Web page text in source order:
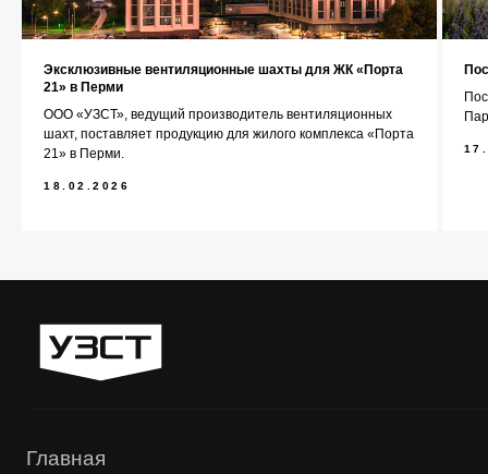
Эксклюзивные вентиляционные шахты для ЖК «Порта
21» в Перми
ООО «УЗСТ», ведущий производитель вентиляционных
шахт, поставляет продукцию для жилого комплекса «Порта
21» в Перми.
18.02.2026
Политика конфиденциальности
Екатеринбург, Гурзуфская 44
info@1uzst.ru